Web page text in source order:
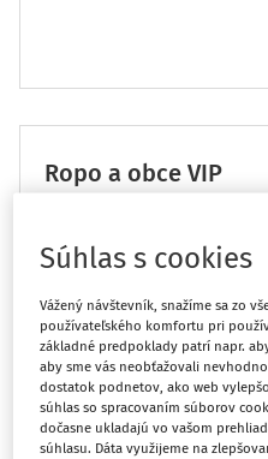
Ropo a obce VIP
Ropo a obce
ODPADY
Súhlas s cookies
Vážený návštevník, snažíme sa zo
používateľského komfortu pri
základné predpoklady patrí napr.
aby sme vás neobťažovali
dostatok podnetov, ako web
súhlas so spracovaním súborov
dočasne ukladajú vo vašom
súhlasu. Dáta využijeme na